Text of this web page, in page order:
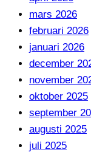
mars 2026
februari 2026
januari 2026
december
november
oktober 2025
september
augusti 2025
juli 2025